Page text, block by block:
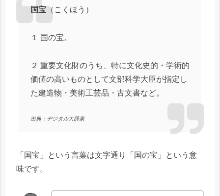
国宝（こくほう）
１ 国の宝。
２ 重要文化財のうち、特に文化史的・学術的
価値の高いものとして文部科学大臣が指定し
た建造物・美術工芸品・古文書など。
出典：デジタル大辞泉
「国宝」という言葉は文字通り「国の宝」という意
味です。